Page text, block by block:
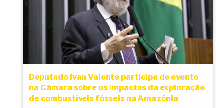
Deputado Ivan Valente participa de evento
na Câmara sobre os impactos da exploração
de combustíveis fósseis na Amazônia